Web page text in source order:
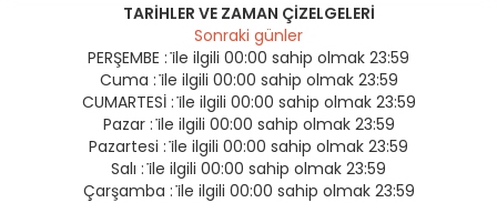
TARIHLER VE ZAMAN ÇIZELGELERI
Sonraki günler
PERŞEMBE : i̇le ilgili 00:00 sahip olmak 23:59
Cuma : i̇le ilgili 00:00 sahip olmak 23:59
CUMARTESİ : i̇le ilgili 00:00 sahip olmak 23:59
Pazar : i̇le ilgili 00:00 sahip olmak 23:59
Pazartesi : i̇le ilgili 00:00 sahip olmak 23:59
Salı : i̇le ilgili 00:00 sahip olmak 23:59
Çarşamba : i̇le ilgili 00:00 sahip olmak 23:59